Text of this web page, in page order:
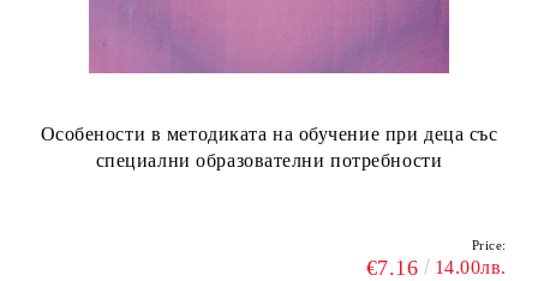
Особености в методиката на обучение при деца със
специални образователни потребности
Price:
€7.16 14.00лв.